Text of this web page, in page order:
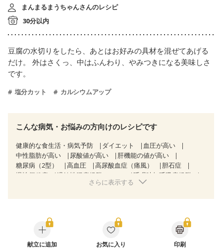
まんまるまうちゃんさんのレシピ
30分以内
豆腐の水切りをしたら、あとはお好みの具材を混ぜてあげる
だけ。 外はさくっ、中はふんわり、やみつきになる美味しさ
です。
塩分カット カルシウムアップ
こんな病気・お悩みの方向けのレシピです
健康的な食生活・病気予防 ダイエット
血圧が高い
中性脂肪が高い
尿酸値が高い
肝機能の値が高い
糖尿病（2型）
高血圧 高尿酸血症（痛風）
胆石症
慢性便秘症
過敏性腸症候群（IBS）
睡眠時無呼吸症候群
CKD（ステージ３a）
大腸がん治療を終えた方・経過観察中の方
大腸がん（抗がん剤治療中）
大腸がん（放射線治療中）
味の感じ方が変わった
妊娠中(初期)
さらに表示する
献立に追加 お気に入り 印刷